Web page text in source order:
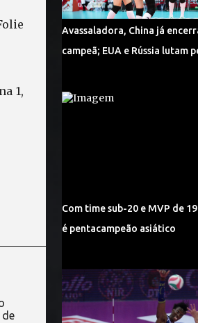
1,
Avassaladora, China já
campeã; EUA e Rússia lutam
Com time sub-20 e MVP de
é pentacampeão asiático